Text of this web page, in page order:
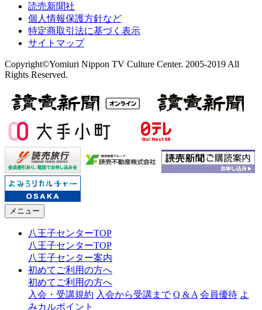
読売新聞社
個人情報保護方針など
特定商取引法に基づく表示
サイトマップ
Copyright©Yomiuri Nippon TV Culture Center. 2005-2019 All
Rights Reserved.
メニュー
八王子センターTOP
八王子センターTOP
八王子センター案内
初めてご利用の方へ
初めてご利用の方へ
入会・受講規約 入会から受講まで Q & A 会員優待 よ
みカルポイント